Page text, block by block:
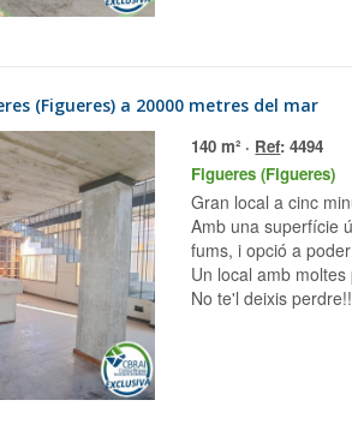
(Figueres) a 20000 metres del mar
140 m² · Ref: 4494
Figueres (Figueres)
Gran local a cinc
Amb una superfície
fums, i opció a
Un local amb moltes
No te'l deixis perdre!!